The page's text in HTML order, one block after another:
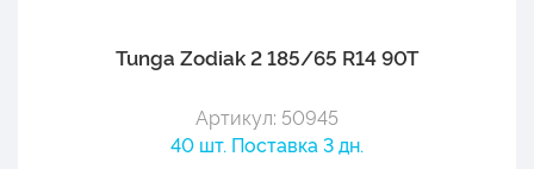
Tunga Zodiak 2 185/65 R14 90T
Артикул: 50945
40 шт. Поставка 3 дн.